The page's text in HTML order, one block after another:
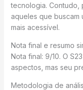
tecnologia. Contudo,
aqueles que buscam
mais acessível.
Nota final e resumo
Nota final: 9/10. O
aspectos, mas seu
Metodologia de